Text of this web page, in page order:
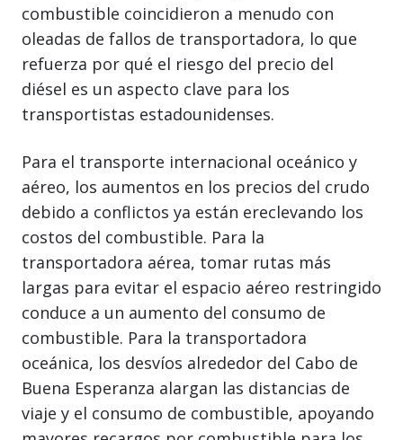
combustible coincidieron a menudo con
oleadas de fallos de transportadora, lo que
refuerza por qué el riesgo del precio del
diésel es un aspecto clave para los
transportistas estadounidenses.
Para el transporte internacional oceánico y
aéreo, los aumentos en los precios del crudo
debido a conflictos ya están ereclevando los
costos del combustible. Para la
transportadora aérea, tomar rutas más
largas para evitar el espacio aéreo restringido
conduce a un aumento del consumo de
combustible. Para la transportadora
oceánica, los desvíos alrededor del Cabo de
Buena Esperanza alargan las distancias de
viaje y el consumo de combustible, apoyando